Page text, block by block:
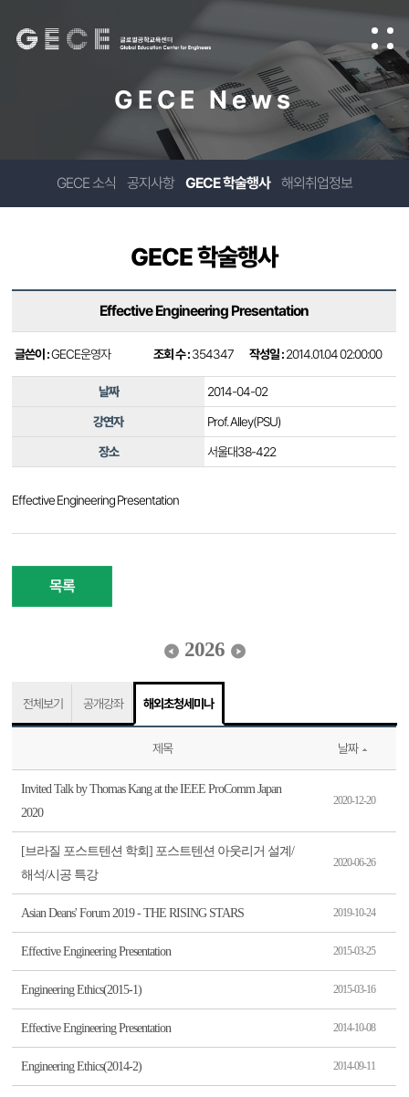
GECE News
GECE 소식 공지사항 GECE 학술행사 해외취업정보
GECE 학술행사
Effective Engineering Presentation
글쓴이 :GECE운영자 조회 수 :354347 작성일 :2014.01.04 02:00:00
날짜 2014-04-02
강연자 Prof. Alley(PSU)
장소 서울대38-422
Effective Engineering Presentation
목록
2026
전체보기 공개강좌 해외초청세미나
제목 날짜
Invited Talk by Thomas Kang at the IEEE ProComm Japan
2020
2020-12-20
[브라질 포스트텐션 학회] 포스트텐션 아웃리거 설계/
해석/시공 특강
2020-06-26
Asian Deans' Forum 2019 - THE RISING STARS 2019-10-24
Effective Engineering Presentation 2015-03-25
Engineering Ethics(2015-1) 2015-03-16
Effective Engineering Presentation 2014-10-08
Engineering Ethics(2014-2) 2014-09-11